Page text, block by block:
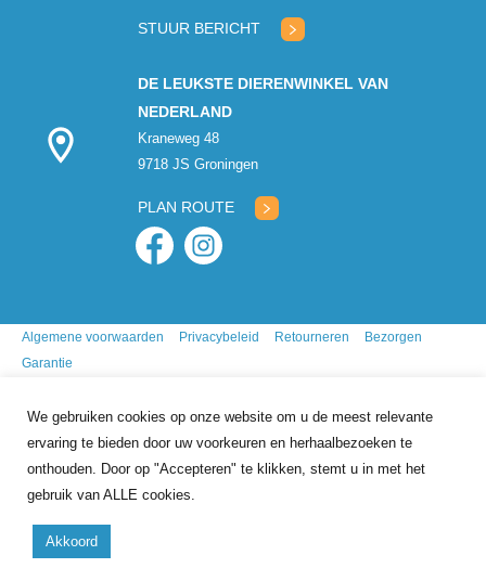
We gebruiken cookies op onze website om u de meest relevante
ervaring te bieden door uw voorkeuren en herhaalbezoeken te
onthouden. Door op "Accepteren" te klikken, stemt u in met het
gebruik van ALLE cookies.
Akkoord
STUUR BERICHT
DE LEUKSTE DIERENWINKEL VAN
NEDERLAND
Kraneweg 48
9718 JS Groningen
PLAN ROUTE
Algemene voorwaarden Privacybeleid Retourneren
Bezorgen
Garantie
Copyright 2026 Mr. Animal